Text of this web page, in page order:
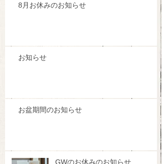
8月お休みのお知らせ
お知らせ
お盆期間のお知らせ
GWのお休みのお知らせ